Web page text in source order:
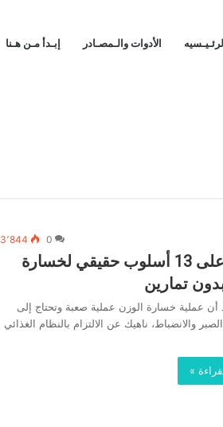
الأدوات والـمصـادر إبـدأ مـن هـنا
0 3٬844
تعرف على 13 أسلوب حقيقي لخسارة
تمارين
أن عملية خسارة الوزن عملية صعبة وتحتاج إلى
والانضباط، ناهيك عن الالتزام بالنظام الغذائي
»